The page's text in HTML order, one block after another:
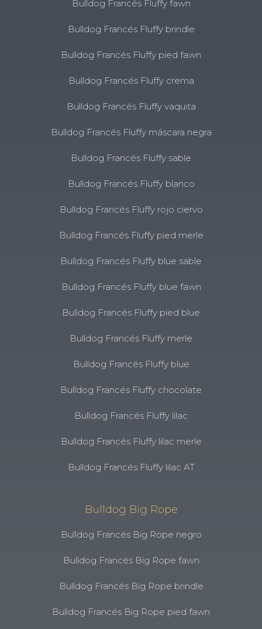
Bulldog Francés Fluffy fawn
Bulldog Francés Fluffy brindle
Bulldog Francés Fluffy pied fawn
Bulldog Francés Fluffy crema
Bulldog Francés Fluffy vaquita
Bulldog Francés Fluffy máscara negra
Bulldog Francés Fluffy sable
Bulldog Francés Fluffy blanco
Bulldog Francés Fluffy rojo ciervo
Bulldog Francés Fluffy pied merle
Bulldog Francés Fluffy blue sable
Bulldog Francés Fluffy blue fawn
Bulldog Francés Fluffy pied blue
Bulldog Francés Fluffy merle
Bulldog Francés Fluffy blue
Bulldog Francés Fluffy chocolate
Bulldog Francés Fluffy lilac
Bulldog Francés Fluffy lilac merle
Bulldog Francés Fluffy lilac AT
Bulldog Big Rope
Bulldog Francés Big Rope negro
Bulldog Francés Big Rope fawn
Bulldog Francés Big Rope brindle
Bulldog Francés Big Rope pied fawn